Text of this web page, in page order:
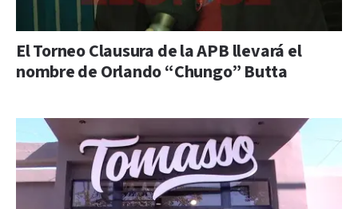
El Torneo Clausura de la APB llevará el
nombre de Orlando “Chungo” Butta